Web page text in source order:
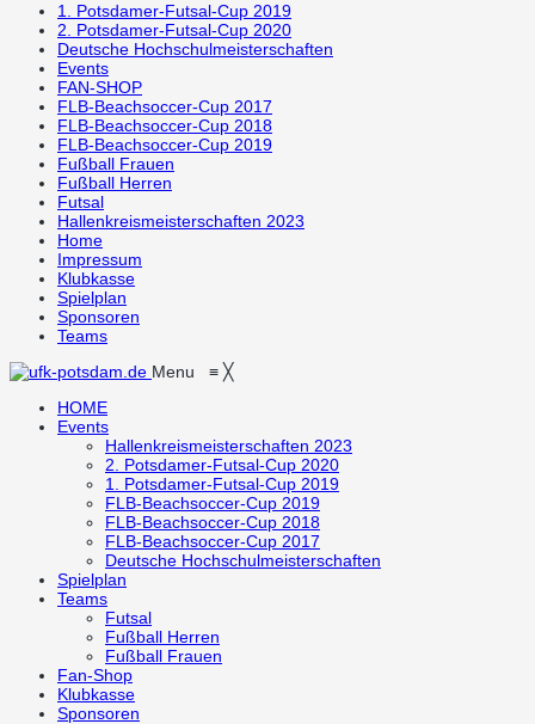
1. Potsdamer-Futsal-Cup 2019
2. Potsdamer-Futsal-Cup 2020
Deutsche Hochschulmeisterschaften
Events
FAN-SHOP
FLB-Beachsoccer-Cup 2017
FLB-Beachsoccer-Cup 2018
FLB-Beachsoccer-Cup 2019
Fußball Frauen
Fußball Herren
Futsal
Hallenkreismeisterschaften 2023
Home
Impressum
Klubkasse
Spielplan
Sponsoren
Teams
Menu ≡ ╳
HOME
Events
Hallenkreismeisterschaften 2023
2. Potsdamer-Futsal-Cup 2020
1. Potsdamer-Futsal-Cup 2019
FLB-Beachsoccer-Cup 2019
FLB-Beachsoccer-Cup 2018
FLB-Beachsoccer-Cup 2017
Deutsche Hochschulmeisterschaften
Spielplan
Teams
Futsal
Fußball Herren
Fußball Frauen
Fan-Shop
Klubkasse
Sponsoren